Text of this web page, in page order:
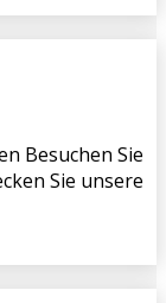
Besuchen Sie
Sie unsere